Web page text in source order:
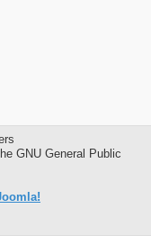
GNU General Public